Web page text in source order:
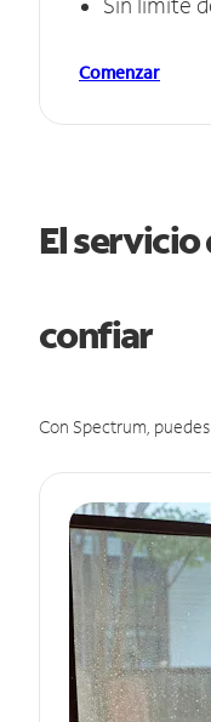
Comenzar
El servicio
confiar
Con Spectrum,